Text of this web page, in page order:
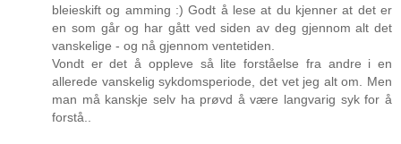
bleieskift og amming :) Godt å lese at du kjenner at det er
en som går og har gått ved siden av deg gjennom alt det
vanskelige - og nå gjennom ventetiden.
Vondt er det å oppleve så lite forståelse fra andre i en
allerede vanskelig sykdomsperiode, det vet jeg alt om. Men
man må kanskje selv ha prøvd å være langvarig syk for å
forstå..